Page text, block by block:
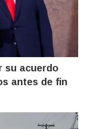
su acuerdo
antes de fin